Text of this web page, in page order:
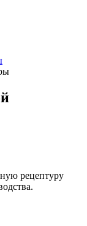
рецептуру